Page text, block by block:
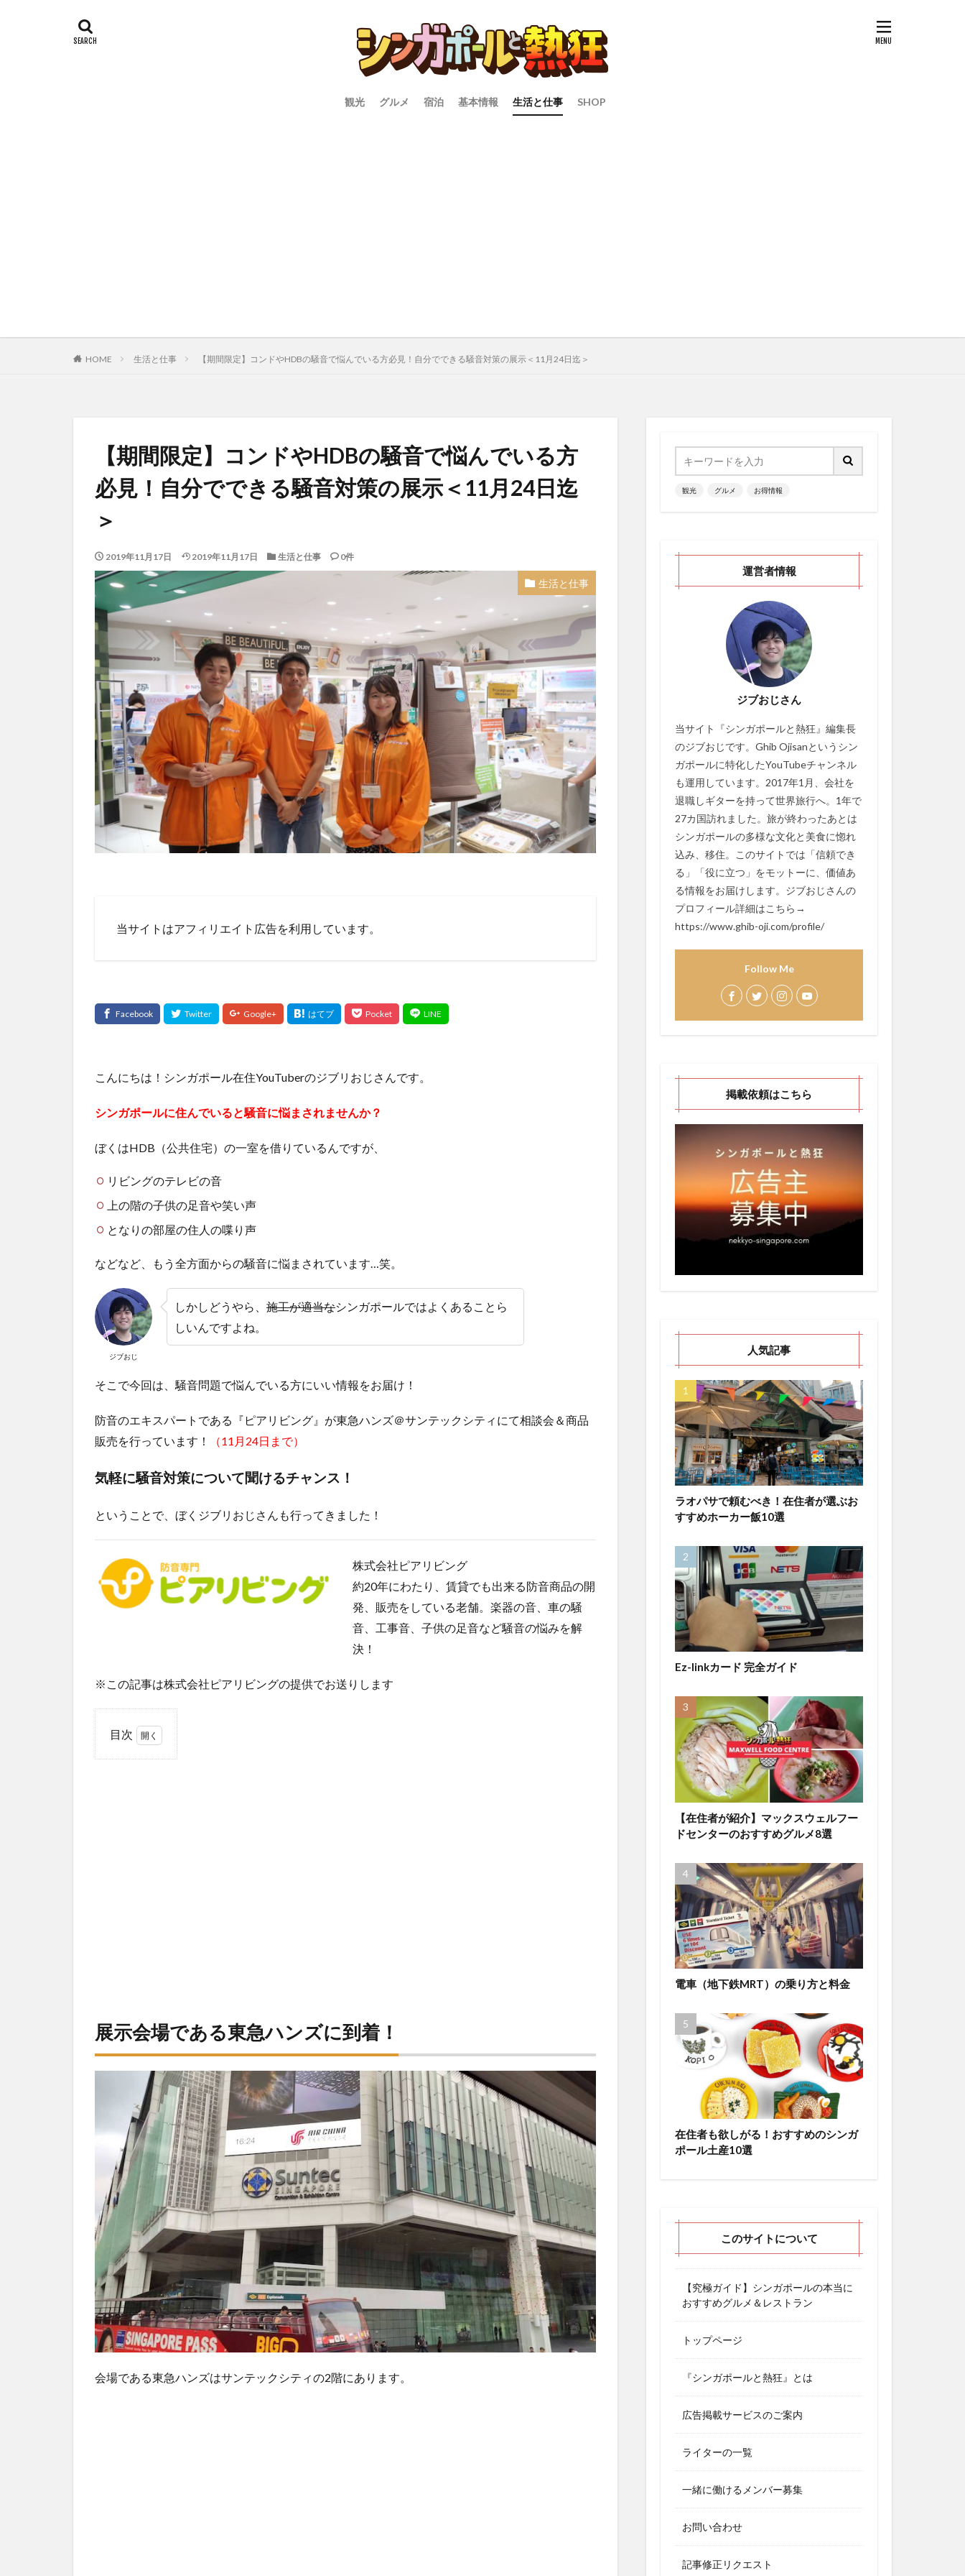
観光 グルメ 宿泊 基本情報 生活と仕事 SHOP
HOME 生活と仕事 【期間限定】コンドやHDBの騒音で悩んでいる方必見！自分でできる騒音対策の展示＜11月24日迄＞
【期間限定】コンドやHDBの騒音で悩んでいる方
必見！自分でできる騒音対策の展示＜11月24日迄
＞
2019年11月17日 2019年11月17日 生活と仕事 0件
生活と仕事
当サイトはアフィリエイト広告を利用しています。
こんにちは！シンガポール在住YouTuberのジブリおじさんです。
シンガポールに住んでいると騒音に悩まされませんか？
ぼくはHDB（公共住宅）の一室を借りているんですが、
リビングのテレビの音
上の階の子供の足音や笑い声
となりの部屋の住人の喋り声
などなど、もう全方面からの騒音に悩まされています…笑。
ジブおじ
しかしどうやら、 施工が適当なシンガポールではよくあることら
しいんですよね。
そこで今回は、騒音問題で悩んでいる方にいい情報をお届け！
防音のエキスパートである『ピアリビング』が東急ハンズ＠サンテックシティにて相談会＆商品
販売を行っています！
（11月24日まで）
気軽に騒音対策について聞けるチャンス！
ということで、ぼくジブリおじさんも行ってきました！
株式会社ピアリビング
約20年にわたり、賃貸でも出来る防音商品の開
発、販売をしている老舗。楽器の音、車の騒
音、工事音、子供の足音など騒音の悩みを解
決！
※この記事は株式会社ピアリビングの提供でお送りします
目次
をチ
ェッ
ク
され
てい
る商
品
（一
部）
2.1.1
防音カ
ーテン
＆ライ
ナー
2.1.2
ワンタ
ッチ防
音壁
2.1.3
防音カ
展示会場である東急ハンズに到着！
会場である東急ハンズはサンテックシティの2階にあります。
観光 グルメ お得情報
運営者情報
ジブおじさん
当サイト『シンガポールと熱狂』編集長
のジブおじです。Ghib Ojisanというシン
ガポールに特化したYouTubeチャンネル
も運用しています。2017年1月、会社を
退職しギターを持って世界旅行へ。1年で
27カ国訪れました。旅が終わったあとは
シンガポールの多様な文化と美食に惚れ
込み、移住。このサイトでは「信頼でき
る」「役に立つ」をモットーに、価値あ
る情報をお届けします。ジブおじさんの
プロフィール詳細はこちら→
https://www.ghib-oji.com/profile/
Follow Me
掲載依頼はこちら
人気記事
ラオパサで頼むべき！在住者が選ぶお
すすめホーカー飯10選
Ez-linkカード 完全ガイド
【在住者が紹介】マックスウェルフー
ドセンターのおすすめグルメ8選
電車（地下鉄MRT）の乗り方と料金
在住者も欲しがる！おすすめのシンガ
ポール土産10選
このサイトについて
【究極ガイド】シンガポールの本当に
おすすめグルメ＆レストラン
トップページ
『シンガポールと熱狂』とは
広告掲載サービスのご案内
ライターの一覧
一緒に働けるメンバー募集
お問い合わせ
記事修正リクエスト